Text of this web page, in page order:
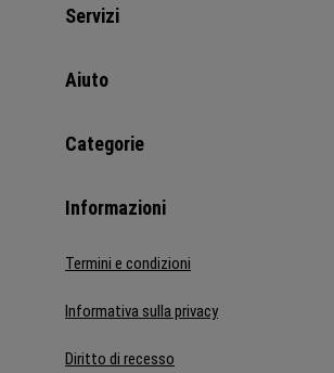
Servizi
Aiuto
Categorie
Informazioni
Termini e condizioni
Informativa sulla privacy
Diritto di recesso